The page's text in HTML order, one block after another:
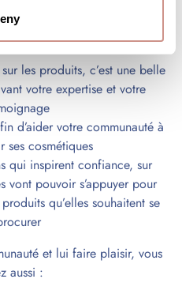
aussi entretenir le lien avec
:
les produits, c’est une belle
votre expertise et votre
d’aider votre communauté à
ses cosmétiques
qui inspirent confiance, sur
vont pouvoir s’appuyer pour
qu’elles souhaitent se
et lui faire plaisir, vous
aussi :